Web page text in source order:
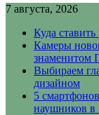
7 августа, 2026
Куда
Камеры
знаменитом
Выбираем
дизайном
5
наушников в